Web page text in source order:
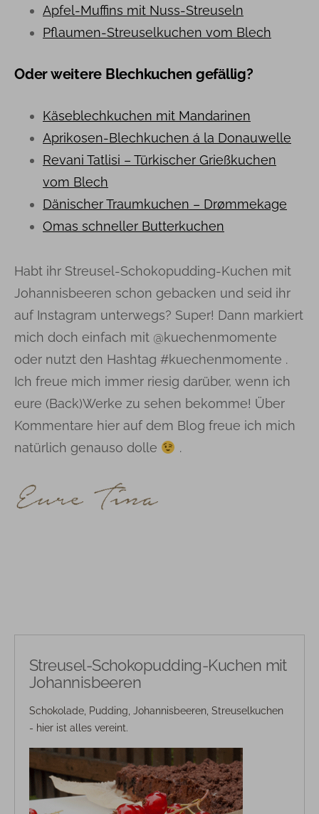
Apfel-Muffins mit Nuss-Streuseln
Pflaumen-Streuselkuchen vom Blech
Oder weitere Blechkuchen gefällig?
Käseblechkuchen mit Mandarinen
Aprikosen-Blechkuchen á la Donauwelle
Revani Tatlisi – Türkischer Grießkuchen
vom Blech
Dänischer Traumkuchen – Drømmekage
Omas schneller Butterkuchen
Habt ihr Streusel-Schokopudding-Kuchen mit
Johannisbeeren schon gebacken und seid ihr
auf Instagram unterwegs? Super! Dann markiert
mich doch einfach mit @kuechenmomente
oder nutzt den Hashtag #kuechenmomente .
Ich freue mich immer riesig darüber, wenn ich
eure (Back)Werke zu sehen bekomme! Über
Kommentare hier auf dem Blog freue ich mich
natürlich genauso dolle
.
Streusel-Schokopudding-Kuchen mit
Johannisbeeren
Schokolade, Pudding, Johannisbeeren, Streuselkuchen
- hier ist alles vereint.